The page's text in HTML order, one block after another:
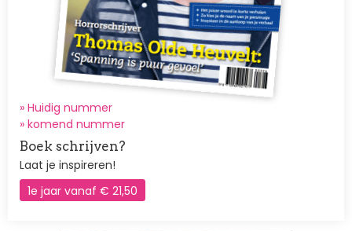
» Huidig nummer
» komend nummer
Boek schrijven?
Laat je inspireren!
1e jaar vanaf € 21,50